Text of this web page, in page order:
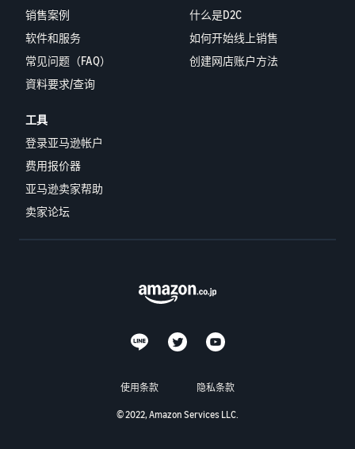
销售案例
软件和服务
常见问题（FAQ）
資料要求/查询
什么是D2C
如何开始线上销售
创建网店账户方法
工具
登录亚马逊帐户
费用报价器
亚马逊卖家帮助
卖家论坛
使用条款 隐私条款
© 2022, Amazon Services LLC.